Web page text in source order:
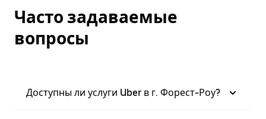
Часто задаваемые
вопросы
Доступны ли услуги Uber в г. Форест-Роу?